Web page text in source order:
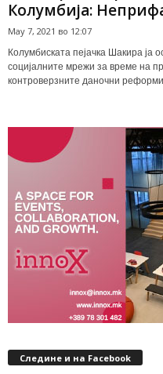
Колумбија:
May 7, 2021 во 12:07
Колумбиската пејачка Шакира ја
социјалните мрежи за време на
контроверзните даночни
Следине и на Facebook